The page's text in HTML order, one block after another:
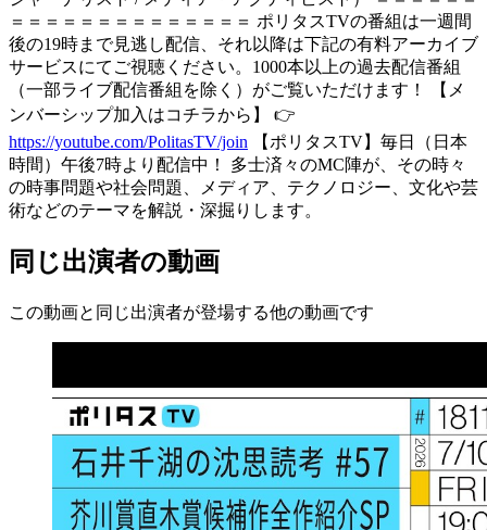
＝＝＝＝＝＝＝＝＝＝＝＝＝＝ ポリタスTVの番組は一週間
後の19時まで見逃し配信、それ以降は下記の有料アーカイブ
サービスにてご視聴ください。1000本以上の過去配信番組
（一部ライブ配信番組を除く）がご覧いただけます！ 【メ
ンバーシップ加入はコチラから】 👉
https://youtube.com/PolitasTV/join 【ポリタスTV】毎日（日本
時間）午後7時より配信中！ 多士済々のMC陣が、その時々
の時事問題や社会問題、メディア、テクノロジー、文化や芸
術などのテーマを解説・深掘りします。
同じ出演者の動画
この動画と同じ出演者が登場する他の動画です